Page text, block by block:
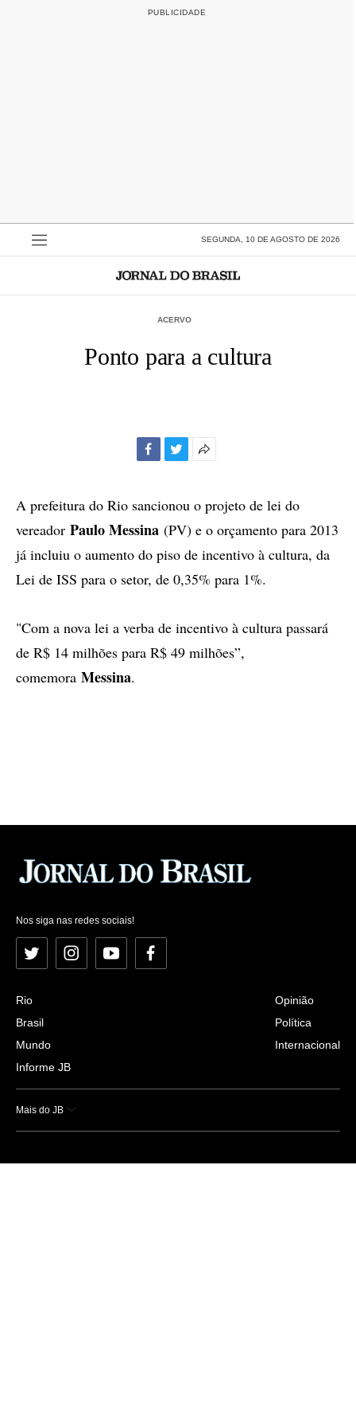
SEGUNDA, 10 DE AGOSTO DE 2026
ACERVO
Ponto para a cultura
compartilhamento
A prefeitura do Rio sancionou o projeto de lei do
vereador Paulo Messina (PV) e o orçamento para 2013
já incluiu o aumento do piso de incentivo à cultura, da
Lei de ISS para o setor, de 0,35% para 1%.
"Com a nova lei a verba de incentivo à cultura passará
de R$ 14 milhões para R$ 49 milhões”,
comemora Messina.
Nos siga nas redes sociais!
Twitter InstagramYouTubeFacebook
Rio
Brasil
Mundo
Informe JB
Opinião
Política
Internacional
Mais do JB
Esportes